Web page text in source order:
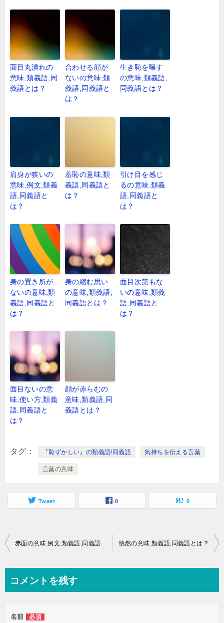
面目丸潰れの
意味,類義語,同
義語とは？
合わせる顔が
ないの意味,類
義語,同義語と
は？
生き恥を曝す
の意味,類義語,
同義語とは？
肩身が狭いの
意味,例文,類義
語,同義語と
は？
羞恥の意味,類
義語,同義語と
は？
引け目を感じ
るの意味,類義
語,同義語と
は？
身の置き所が
ないの意味,類
義語,同義語と
は？
身の縮む思い
の意味,類義語,
同義語とは？
面目次第もな
いの意味,類義
語,同義語と
は？
面目ないの意
味,使い方,類義
語,同義語と
は？
顔が赤らむの
意味,類義語,同
義語とは？
タグ 『恥ずかしい』の類義語/同義語 気持ちを伝える言葉
言葉の意味
Tweet 0 0
投
ビ
赤面の意味,例文,類義語,同義語とは？ 憤然の意味,類義語,同義語とは？
コメントを残す
名前 必須